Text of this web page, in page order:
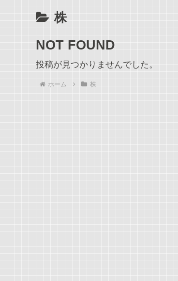
株
NOT FOUND
投稿が見つかりませんでした。
ホーム 株